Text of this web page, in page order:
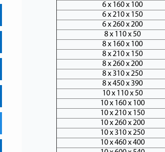
6 х 160 х 100
6 х 210 х 150
6 х 260 х 200
8 х 110 х 50
8 х 160 х 100
8 х 210 х 150
8 х 260 х 200
8 х 310 х 250
8 х 450 х 390
10 х 110 х 50
10 х 160 х 100
10 х 210 х 150
10 х 260 х 200
10 х 310 х 250
10 х 460 х 400